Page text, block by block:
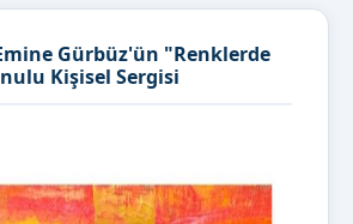
Gürbüz'ün "Renklerde
Kişisel Sergisi